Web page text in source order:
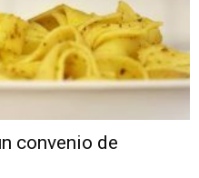
convenio de